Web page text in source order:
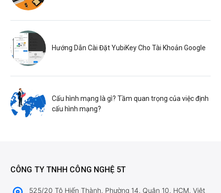
Hướng Dẫn Cài Đặt YubiKey Cho Tài Khoản Google
Cấu hình mạng là gì? Tầm quan trọng của việc định
cấu hình mạng?
CÔNG TY TNHH CÔNG NGHỆ 5T
525/20 Tô Hiến Thành, Phường 14, Quận 10, HCM, Việt